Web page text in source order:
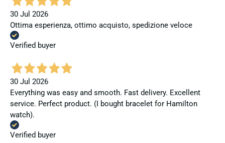
30 Jul 2026
Ottima esperienza, ottimo acquisto, spedizione veloce
Verified buyer
30 Jul 2026
Everything was easy and smooth. Fast delivery. Excellent
service. Perfect product. (I bought bracelet for Hamilton
watch).
Verified buyer